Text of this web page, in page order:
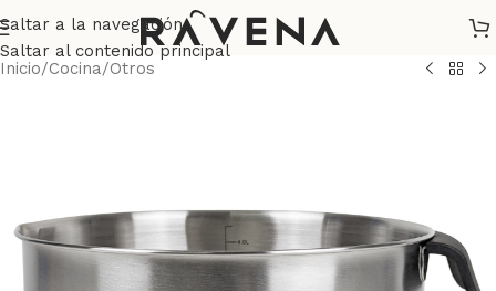
Saltar a la navegación
Saltar al contenido principal
Inicio/Cocina/Otros